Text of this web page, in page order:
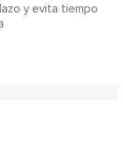
y evita tiempo